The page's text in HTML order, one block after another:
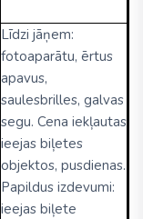
Līdzi jāņem:
fotoaparātu, ērtus
apavus,
saulesbrilles, galvas
segu. Cena iekļautas
ieejas biļetes
objektos, pusdienas.
Papildus izdevumi:
ieejas biļete